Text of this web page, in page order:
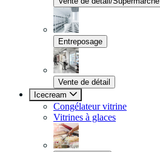
Entreposage
Vente de détail
Icecream
Congélateur vitrine
Vitrines à glaces